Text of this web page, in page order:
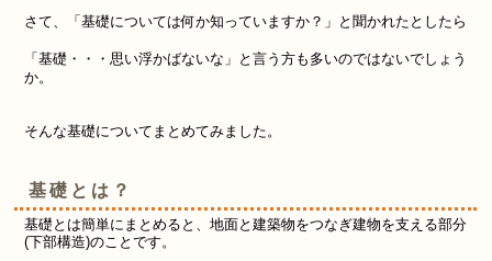
さて、「基礎については何か知っていますか？」と聞かれたとしたら
「基礎・・・思い浮かばないな」と言う方も多いのではないでしょう
か。
そんな基礎についてまとめてみました。
基礎とは？
基礎とは簡単にまとめると、地面と建築物をつなぎ建物を支える部分
(下部構造)のことです。